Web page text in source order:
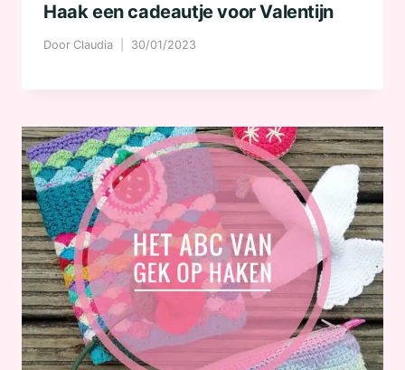
Haak een cadeautje voor Valentijn
Door Claudia 30/01/2023